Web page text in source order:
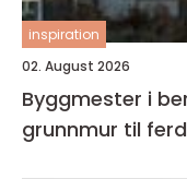
inspiration
02. August 2026
Byggmester i
grunnmur til